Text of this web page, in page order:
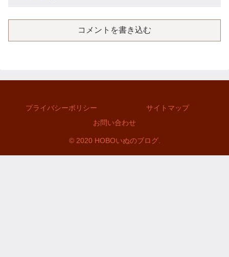
コメントを書き込む
プライバシーポリシー
サイトマップ
お問い合わせ
© 2020 HOBOいぬのブログ.